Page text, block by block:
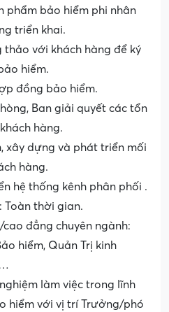
phẩm bảo hiểm phi nhân
triển khai.
với khách hàng để ký
hiểm.
đồng bảo hiểm.
Ban giải quyết các tổn
hàng.
xây dựng và phát triển mối
hàng.
hệ thống kênh phân phối .
Toàn thời gian.
đẳng chuyên ngành:
hiểm, Quản Trị kinh
làm việc trong lĩnh
hiểm với vị trí Trưởng/phó